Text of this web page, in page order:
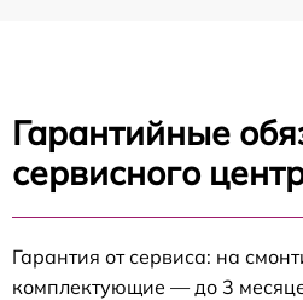
Гарантийные
сервисного
Гарантия от сервиса: на
комплектующие — до 3